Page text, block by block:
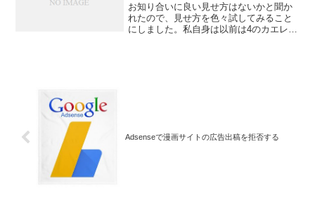
お知り合いに良い見せ方はないかと聞か
れたので、見せ方を色々試してみること
にしました。私自身は以前は4のカエレバ
Adsenseで漫画サイトの広告出稿を拒否する